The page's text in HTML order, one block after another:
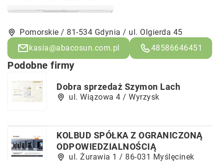
Pomorskie / 81-534 Gdynia / ul. Olgierda 45
kasia@abacosun.com.pl
48586646451
Podobne firmy
Dobra sprzedaż Szymon Lach
ul. Wiązowa 4 / Wyrzysk
KOLBUD SPÓŁKA Z OGRANICZONĄ
ODPOWIEDZIALNOŚCIĄ
ul. Żurawia 1 / 86-031 Myślęcinek